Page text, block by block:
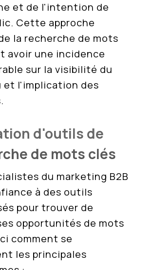
et de l'intention de
Cette approche
la recherche de mots
avoir une incidence
sur la visibilité du
et l'implication des
d'outils de
de mots clés
du marketing B2B
à des outils
pour trouver de
opportunités de mots
comment se
les principales